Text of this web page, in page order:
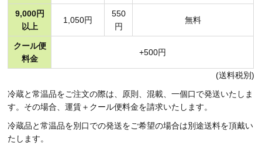
9,000円
以上
1,050円
550
円
無料
クール便
料金
+500円
(送料税別)
冷蔵と常温品をご注文の際は、原則、混載、一個口で発送いたしま
す。その場合、運賃＋クール便料金を請求いたします。
冷蔵品と常温品を別口での発送をご希望の場合は別途送料を頂戴い
たします。